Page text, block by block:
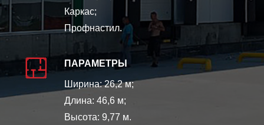
Каркас;
Профнастил.
ПАРАМЕТРЫ
Ширина: 26,2 м;
Длина: 46,6 м;
Высота: 9,77 м.